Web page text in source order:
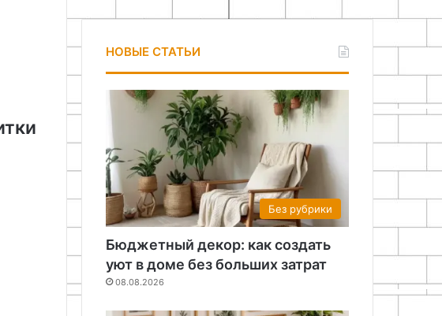
НОВЫЕ СТАТЬИ
Без рубрики
Бюджетный декор: как создать
уют в доме без больших затрат
08.08.2026